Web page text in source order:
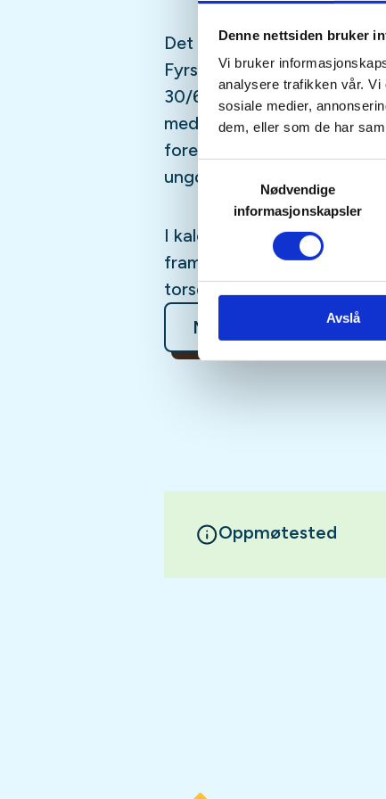
Denne nettsiden bruker
Vi bruker
analysere trafikken vår.
sosiale medier,
dem, eller som de har
Nødvendige
informasjonskapsler
Avslå
Det vert kvar tysdag og
Fyrste kveldane er 2/6, 4/
30/6, 2/7. Du kan vere
medlemmar og kr. 1000,-,
foreninga har søkt om
ungdomar under 26 år
I kalendaren er det sett
fram også etter fellesferien
torsdagkveldar.
Mer informasjon
Oppmøtested